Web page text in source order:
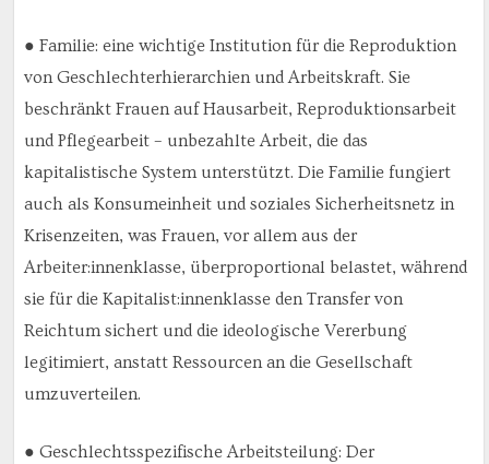
● Familie: eine wichtige Institution für die Reproduktion
von Geschlechterhierarchien und Arbeitskraft. Sie
beschränkt Frauen auf Hausarbeit, Reproduktionsarbeit
und Pflegearbeit – unbezahlte Arbeit, die das
kapitalistische System unterstützt. Die Familie fungiert
auch als Konsumeinheit und soziales Sicherheitsnetz in
Krisenzeiten, was Frauen, vor allem aus der
Arbeiter:innenklasse, überproportional belastet, während
sie für die Kapitalist:innenklasse den Transfer von
Reichtum sichert und die ideologische Vererbung
legitimiert, anstatt Ressourcen an die Gesellschaft
umzuverteilen.
● Geschlechtsspezifische Arbeitsteilung: Der